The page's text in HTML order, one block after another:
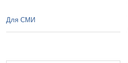
Для СМИ